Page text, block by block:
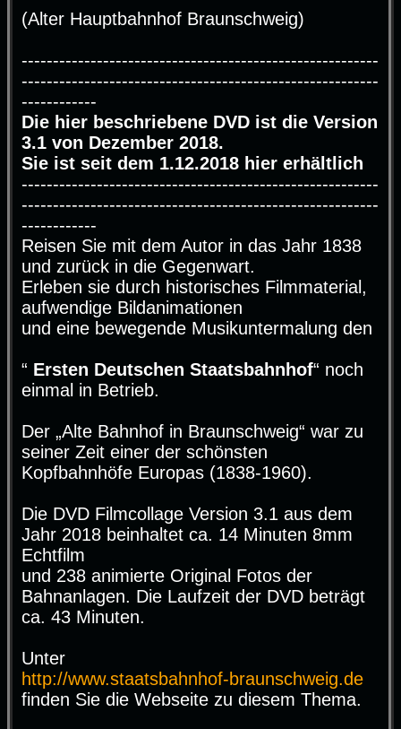
(Alter Hauptbahnhof Braunschweig)
---------------------------------------------------------
---------------------------------------------------------
------------
Die hier beschriebene DVD ist die Version
3.1 von Dezember 2018.
Sie ist seit dem 1.12.2018 hier erhältlich
---------------------------------------------------------
---------------------------------------------------------
------------
Reisen Sie mit dem Autor in das Jahr 1838
und zurück in die Gegenwart.
Erleben sie durch historisches Filmmaterial,
aufwendige Bildanimationen
und eine bewegende Musikuntermalung den
“ Ersten Deutschen Staatsbahnhof“ noch
einmal in Betrieb.
Der „Alte Bahnhof in Braunschweig“ war zu
seiner Zeit einer der schönsten
Kopfbahnhöfe Europas (1838-1960).
Die DVD Filmcollage Version 3.1 aus dem
Jahr 2018 beinhaltet ca. 14 Minuten 8mm
Echtfilm
und 238 animierte Original Fotos der
Bahnanlagen. Die Laufzeit der DVD beträgt
ca. 43 Minuten.
Unter
http://www.staatsbahnhof-braunschweig.de
finden Sie die Webseite zu diesem Thema.